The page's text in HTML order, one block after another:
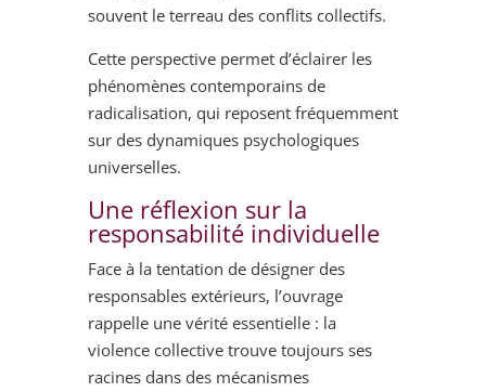
souvent le terreau des conflits collectifs.
Cette perspective permet d’éclairer les
phénomènes contemporains de
radicalisation, qui reposent fréquemment
sur des dynamiques psychologiques
universelles.
Une réflexion sur la
responsabilité individuelle
Face à la tentation de désigner des
responsables extérieurs, l’ouvrage
rappelle une vérité essentielle : la
violence collective trouve toujours ses
racines dans des mécanismes